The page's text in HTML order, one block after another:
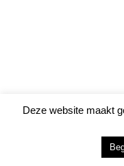
Deze website maakt